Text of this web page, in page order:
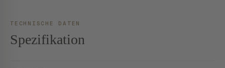
TECHNISCHE DATEN
Spezifikation